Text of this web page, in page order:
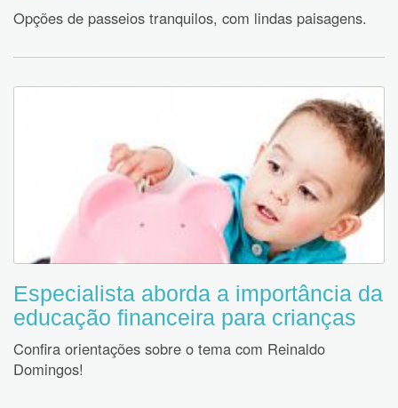
Opções de passeios tranquilos, com lindas paisagens.
Especialista aborda a importância da
educação financeira para crianças
Confira orientações sobre o tema com Reinaldo
Domingos!